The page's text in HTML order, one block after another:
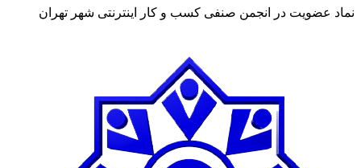
نماد عضویت در انجمن صنفی کسب و کار اینترنتی شهر تهران